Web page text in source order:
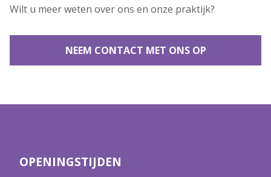
Wilt u meer weten over ons en onze praktijk?
NEEM CONTACT MET ONS OP
OPENINGSTIJDEN